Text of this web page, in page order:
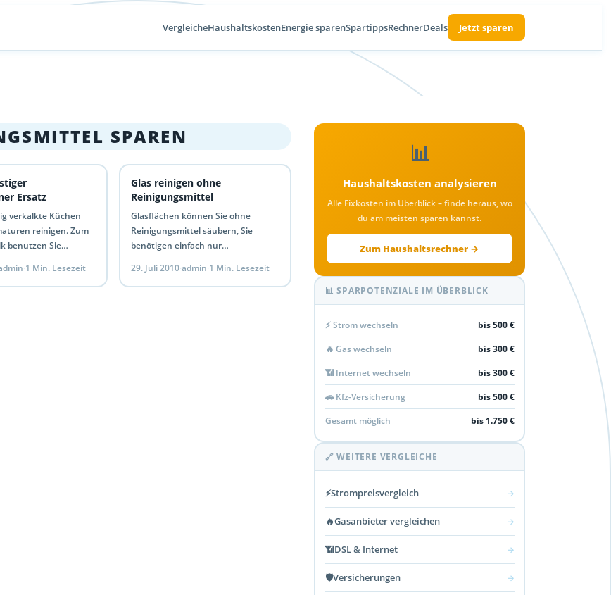
VergleicheHaushaltskostenEnergie sparenSpartippsRechnerDeals Jetzt sparen
SPAREN
Ersatz
verkalkte Küchen
reinigen. Zum
benutzen Sie
Kalklöser die Säuren
·1 Min. Lesezeit
Glas reinigen ohne
Reinigungsmittel
Glasflächen können Sie ohne
Reinigungsmittel säubern, Sie
benötigen einfach nur
Wasser. Das Zeitungspapier mit
warmen Wasser nass machen und
29. Juli 2010·admin·1 Min. Lesezeit
📊
Haushaltskosten analysieren
Alle Fixkosten im Überblick – finde heraus, wo
du am meisten sparen kannst.
Zum Haushaltsrechner →
📊 SPARPOTENZIALE IM ÜBERBLICK
⚡ Strom wechseln
bis 500 €
🔥 Gas wechseln
bis 300 €
📶 Internet wechseln
bis 300 €
🚗 Kfz-Versicherung
bis 500 €
Gesamt möglich
bis 1.750 €
🔗 WEITERE VERGLEICHE
⚡Strompreisvergleich →
🔥Gasanbieter vergleichen →
📶DSL & Internet →
🛡️Versicherungen →